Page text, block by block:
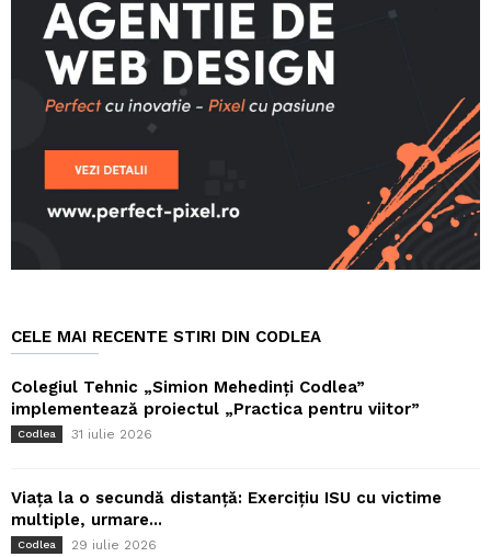
CELE MAI RECENTE STIRI DIN CODLEA
Colegiul Tehnic „Simion Mehedinți Codlea”
implementează proiectul „Practica pentru viitor”
Codlea 31 iulie 2026
Viața la o secundă distanță: Exercițiu ISU cu victime
multiple, urmare...
Codlea 29 iulie 2026